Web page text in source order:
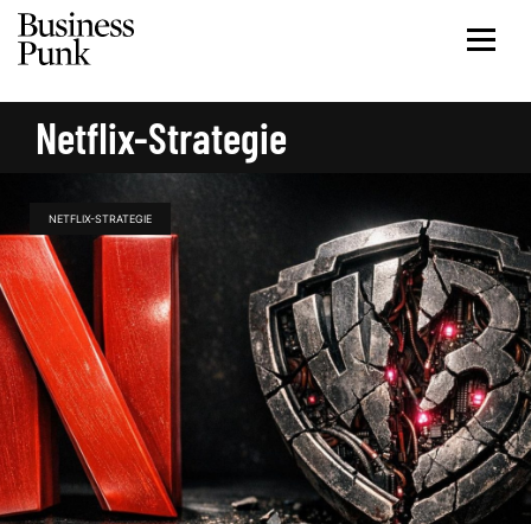
Netflix-Strategie
NETFLIX-STRATEGIE